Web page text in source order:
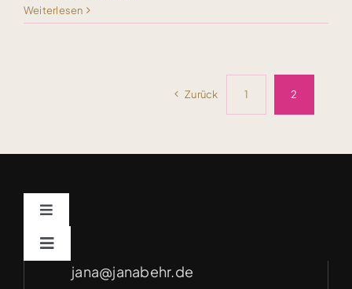
Weiterlesen
Zurück 1 2
Toggle
Navigation
Impressum
Toggle
Navigation
Für Unternehmen – Soulful Marketing
jana@janabehr.de